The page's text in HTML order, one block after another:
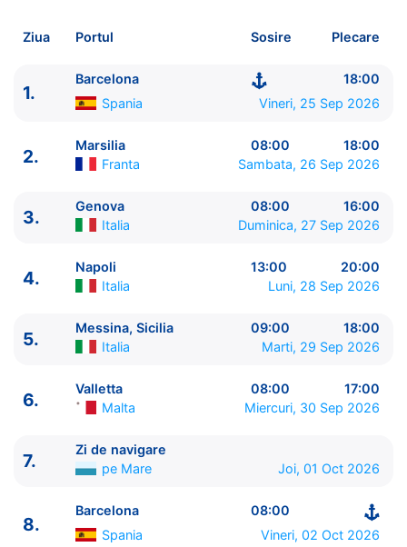
Plecare pe 25 Sep 2026 din Barcelona, Spania
MSC Cruises
ITINERARIU
----------------------------------------
1. Barcelona Spania
Genova Italia 08:00 - 16:00
4.
Napoli Italia 13:00 - 20:00
6.
Valletta Malta
7. Zi de navigare
0:00 - 0:00
Ziua Portul Sosire Plecare
1.
Barcelona
18:00
Spania
Vineri, 25 Sep 2026
2.
Marsilia 08:00
18:00
Franta
Sambata, 26 Sep 2026
3.
Genova 08:00
16:00
Italia
Duminica, 27 Sep 2026
4.
Napoli 13:00
20:00
Italia
Luni, 28 Sep 2026
5.
Messina, Sicilia 09:00
18:00
Italia
Marti, 29 Sep 2026
6.
Valletta 08:00
17:00
Malta
Miercuri, 30 Sep 2026
7.
Zi de navigare
pe Mare
Joi, 01 Oct 2026
8.
Barcelona
08:00
Spania
Vineri, 02 Oct 2026